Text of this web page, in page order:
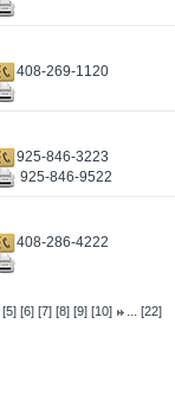
408-269-1120
925-846-3223
925-846-9522
408-286-4222
[5] [6] [7] [8] [9] [10] ...[22]